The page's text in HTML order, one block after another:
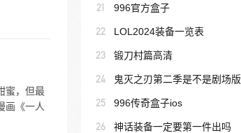
蜜，但最
画《一人
21 996官方盒子
22 LOL2024装备一览表
23 锻刀村篇高清
24 鬼灭之刃第二季是不是剧场版
25 996传奇盒子ios
26 神话装备一定要第一件出吗